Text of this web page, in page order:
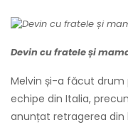
Devin cu fratele și
Melvin și-a făcut
echipe din Italia,
anunțat retragerea din